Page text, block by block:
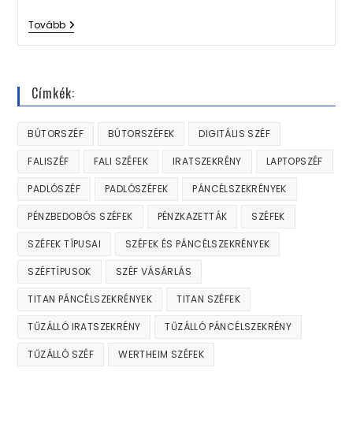
Tovább
Címkék:
BÚTORSZÉF BÚTORSZÉFEK DIGITÁLIS SZÉF
FALISZÉF FALI SZÉFEK IRATSZEKRÉNY LAPTOPSZÉF
PADLÓSZÉF PADLÓSZÉFEK PÁNCÉLSZEKRÉNYEK
PÉNZBEDOBÓS SZÉFEK PÉNZKAZETTÁK SZÉFEK
SZÉFEK TÍPUSAI SZÉFEK ÉS PÁNCÉLSZEKRÉNYEK
SZÉFTÍPUSOK SZÉF VÁSÁRLÁS
TITAN PÁNCÉLSZEKRÉNYEK TITAN SZÉFEK
TŰZÁLLÓ IRATSZEKRÉNY TŰZÁLLÓ PÁNCÉLSZEKRÉNY
TŰZÁLLÓ SZÉF WERTHEIM SZÉFEK